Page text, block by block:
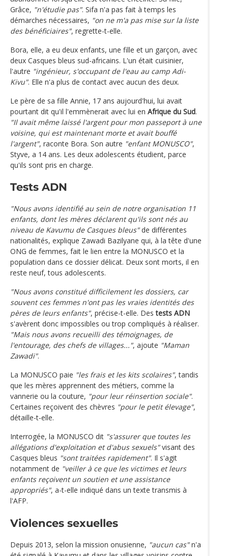
Grâce, "n'étudie pas". Sifa n'a pas fait à temps les
démarches nécessaires, "on ne m'a pas mise sur la liste
des bénéficiaires", regrette-t-elle.
Bora, elle, a eu deux enfants, une fille et un garçon, avec
deux Casques bleus sud-africains. L'un était cuisinier,
l'autre "ingénieur, s'occupant de l'eau au camp Adi-
Kivu". Elle n'a plus de contact avec aucun des deux.
Le père de sa fille Annie, 17 ans aujourd'hui, lui avait
pourtant dit qu'il l'emmènerait avec lui en Afrique du Sud.
"Il avait même laissé l'argent pour mon passeport à une
voisine, qui est maintenant morte et avait bouffé
l'argent", raconte Bora. Son autre "enfant MONUSCO",
Styve, a 14 ans. Les deux adolescents étudient, parce
qu'ils sont pris en charge.
Tests ADN
"Nous avons identifié au sein de notre organisation 11
enfants, dont les mères déclarent qu'ils sont nés au
niveau de Kavumu de Casques bleus"de différentes
nationalités, explique Zawadi Bazilyane qui, à la tête d'une
ONG de femmes, fait le lien entre la MONUSCO et la
population dans ce dossier délicat. Deux sont morts, il en
reste neuf, tous adolescents.
"Nous avons constitué difficilement les dossiers, car
souvent ces femmes n'ont pas les vraies identités des
pères de leurs enfants", précise-t-elle. Destests ADN
s'avèrent donc impossibles ou trop compliqués à réaliser.
"Mais nous avons recueilli des témoignages, de
l'entourage, des chefs de villages...", ajoute "Maman
Zawadi".
La MONUSCO paie "les frais et les kits scolaires", tandis
que les mères apprennent des métiers, comme la
vannerie ou la couture, "pour leur réinsertion sociale".
Certaines reçoivent des chèvres "pour le petit élevage",
détaille-t-elle.
Interrogée, la MONUSCO dit "s'assurer que toutes les
allégations d'exploitation et d'abus sexuels"visant des
Casques bleus "sont traitées rapidement". Il s'agit
notamment de "veiller à ce que les victimes et leurs
enfants reçoivent un soutien et une assistance
appropriés", a-t-elle indiqué dans un texte transmis à
l'AFP.
Violences sexuelles
Depuis 2013, selon la mission onusienne, "aucun cas"n'a